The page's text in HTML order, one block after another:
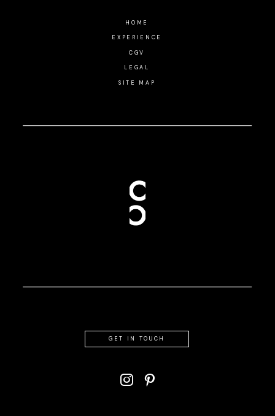
HOME
EXPERIENCE
CGV
LEGAL
SITE MAP
GET IN TOUCH